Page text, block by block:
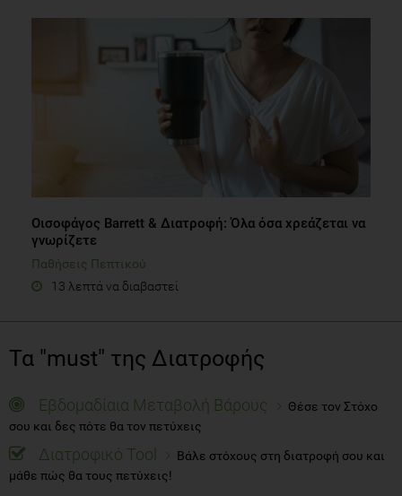
Οισοφάγος Barrett & Διατροφή: Όλα όσα χρεάζεται να
γνωρίζετε
Παθήσεις Πεπτικού
13 λεπτά να διαβαστεί
Τα "must" της Διατροφής
Εβδομαδίαια Μεταβολή Βάρους
Θέσε τον Στόχο
σου και δες πότε θα τον πετύχεις
Διατροφικό Tool
Βάλε στόχους στη διατροφή σου και
μάθε πώς θα τους πετύχεις!